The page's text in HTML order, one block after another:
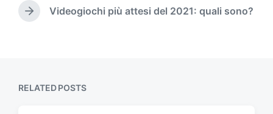
i
n
e
v
o
N
s
Videogiochi più attesi del 2021: quali sono?
RELATED POSTS